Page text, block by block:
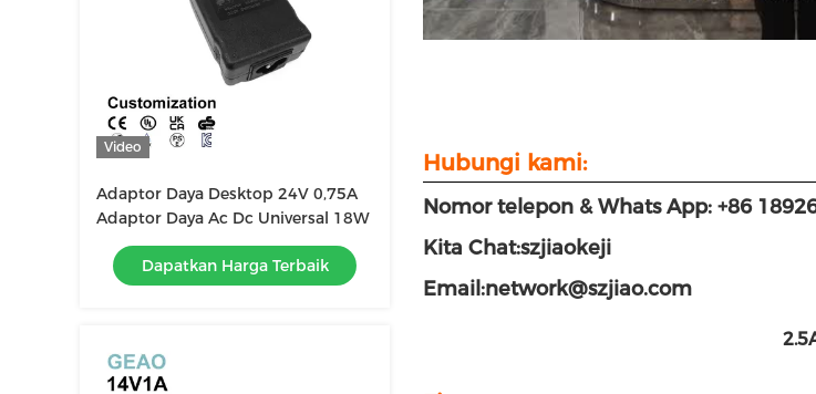
Video
Adaptor Daya Desktop 24V 0,75A
Adaptor Daya Ac Dc Universal 18W
Dapatkan Harga Terbaik
Hubungi kami:
Nomor telepon & Whats App: +86
Kita Chat:szjiaokeji
Email:network@szjiao.com